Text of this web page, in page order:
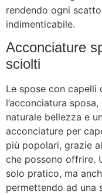
rendendo ogni
indimenticabile.
Acconciature
sciolti
Le spose con capelli
l’acconciatura
naturale bellezza e
acconciature per
più popolari, grazie
che possono offrire.
solo pratico, ma
permettendo ad una